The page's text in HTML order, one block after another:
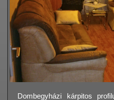
Dombegyházi kárpitos